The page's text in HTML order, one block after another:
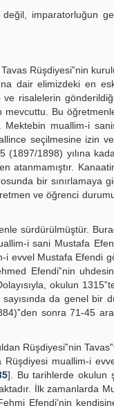
imparatorluğun
Rüşdiyesi‟nin
dair elimizdeki en
risalelerin
mevcuttu. Bu
muallim-i
seçilmesine izin
(1897/1898) yılına
atanmamıştır.
bir sınırlamaya
ve öğrenci
sürdürülmüştür.
i sani Mustafa
evvel Mustafa Efendi
Efendi‟nin
okulun
da genel bir
sonra 71-45
Rüşdiyesi‟nin
muallim-i
]. Bu tarihlerde okulun
İlk zamanlarda
Efendi'nin